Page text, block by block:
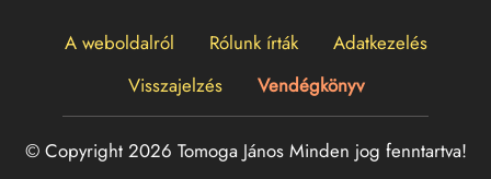
A weboldalról Rólunk írták
Adatkezelés
Visszajelzés
Vendégkönyv
© Copyright 2026 Tomoga János Minden jog fenntartva!